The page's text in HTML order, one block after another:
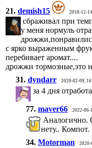
21. demish15 2018-12-
сбраживал при
у меня нормуль
с ярко выраженным
перебивает аромат....
дрожжи тормозные,это
31. dyndarr 2020-02-09,
за 4 дня
77. maver66 2022-06-
Аналогично.
нету.. Компот.
34. Motorman 2020-